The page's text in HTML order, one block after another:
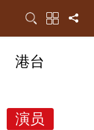
港台
演员